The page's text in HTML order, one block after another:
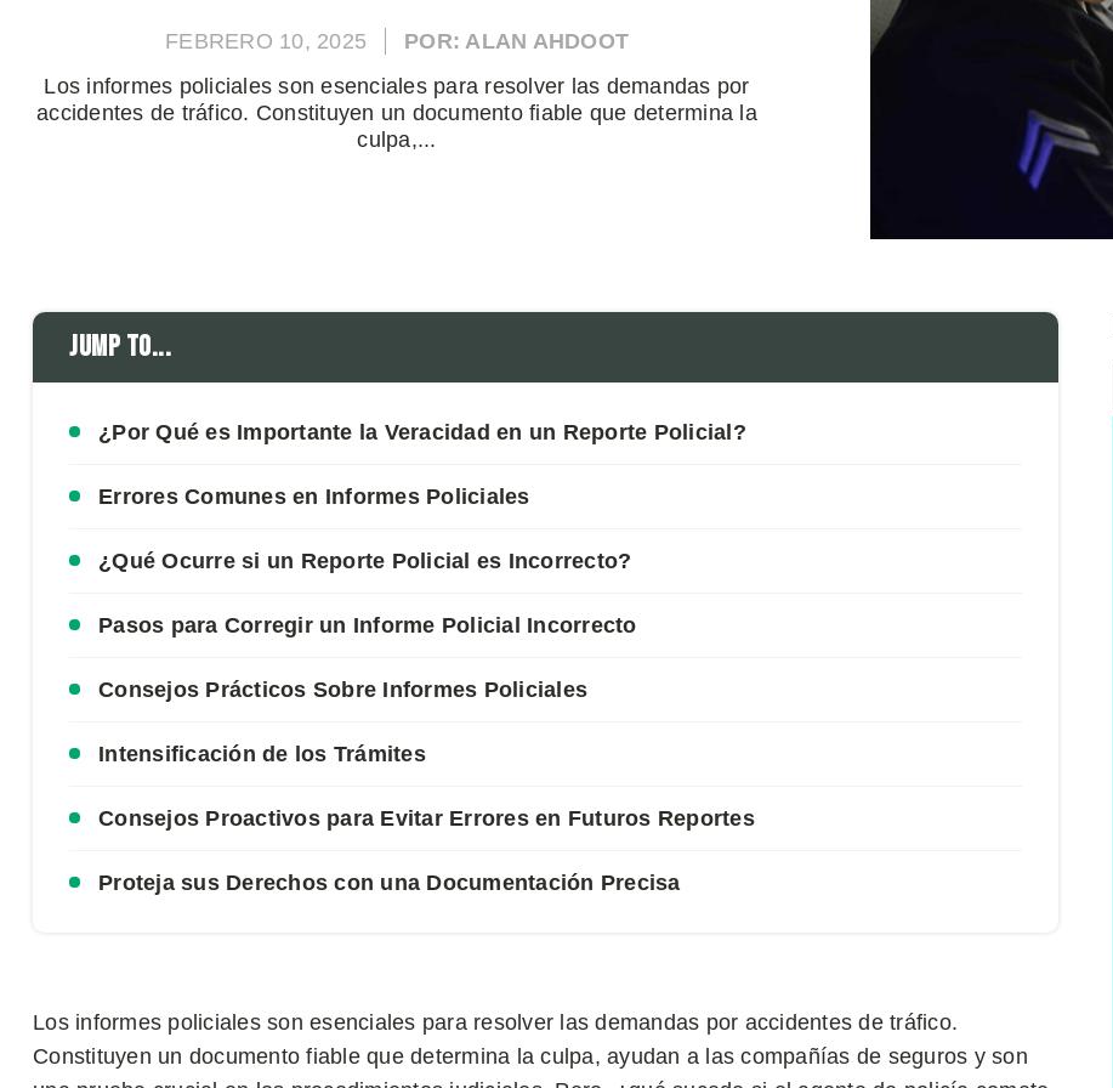
FEBRERO 10, 2025
POR: ALAN AHDOOT
Los informes policiales son esenciales para resolver las demandas por
accidentes de tráfico. Constituyen un documento fiable que determina la
culpa,...
Jump to...
¿Por Qué es Importante la Veracidad en un Reporte Policial?
Errores Comunes en Informes Policiales
¿Qué Ocurre si un Reporte Policial es Incorrecto?
Pasos para Corregir un Informe Policial Incorrecto
Consejos Prácticos Sobre Informes Policiales
Intensificación de los Trámites
Consejos Proactivos para Evitar Errores en Futuros Reportes
Proteja sus Derechos con una Documentación Precisa
Los informes policiales son esenciales para resolver las demandas por accidentes de tráfico.
Constituyen un documento fiable que determina la culpa, ayudan a las compañías de seguros y son